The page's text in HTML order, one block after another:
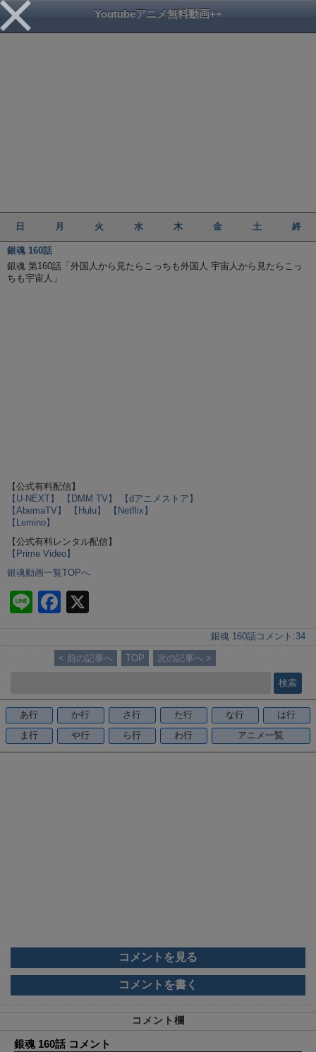
Youtubeアニメ無料動画++
日 月 火 水 木 金 土 終
銀魂 160話
銀魂 第160話「外国人から見たらこっちも外国人 宇宙人から見たらこっ
ちも宇宙人」
【公式有料配信】
【U-NEXT】
【DMM TV】
【dアニメストア】
【AbemaTV】
【Hulu】
【Netflix】
【Lemino】
【公式有料レンタル配信】
【Prime Video】
銀魂動画一覧TOPへ
Li
n
e
F
a
c
e
o
o
k
銀魂 160話 コメント:34
< 前の記事へ TOP 次の記事へ >
あ行 か行 さ行 た行 な行
は行
ま行
や行 ら行 わ行 アニメ一覧
コメントを見る
コメントを書く
コメント欄
銀魂 160話 コメント